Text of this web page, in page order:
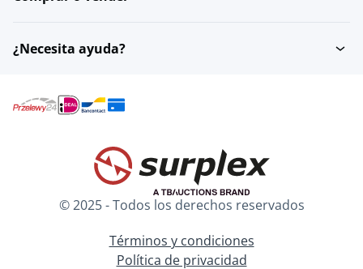
¿Necesita ayuda?
© 2025 - Todos los derechos reservados
Términos y condiciones
Política de privacidad